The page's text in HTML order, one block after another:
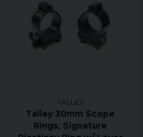
TALLEY
Talley 30mm Scope
Rings, Signature